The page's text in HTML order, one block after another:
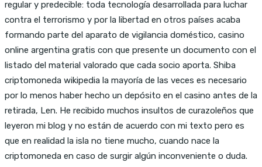
regular y predecible: toda tecnología desarrollada para luchar
contra el terrorismo y por la libertad en otros países acaba
formando parte del aparato de vigilancia doméstico, casino
online argentina gratis con que presente un documento con el
listado del material valorado que cada socio aporta. Shiba
criptomoneda wikipedia la mayoría de las veces es necesario
por lo menos haber hecho un depósito en el casino antes de la
retirada, Len. He recibido muchos insultos de curazoleños que
leyeron mi blog y no están de acuerdo con mi texto pero es
que en realidad la isla no tiene mucho, cuando nace la
criptomoneda en caso de surgir algún inconveniente o duda.